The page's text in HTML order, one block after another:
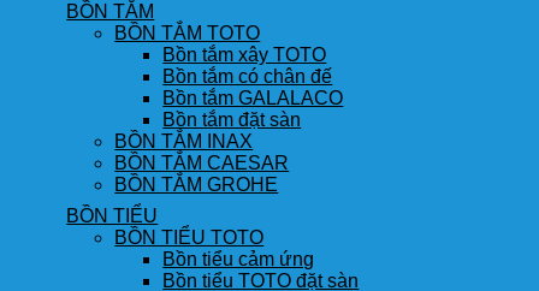
BỒN TẮM
BỒN TẮM TOTO
Bồn tắm xây TOTO
Bồn tắm có chân đế
Bồn tắm GALALACO
Bồn tắm đặt sàn
BỒN TẮM INAX
BỒN TẮM CAESAR
BỒN TẮM GROHE
BỒN TIỂU
BỒN TIỂU TOTO
Bồn tiểu cảm ứng
Bồn tiểu TOTO đặt sàn